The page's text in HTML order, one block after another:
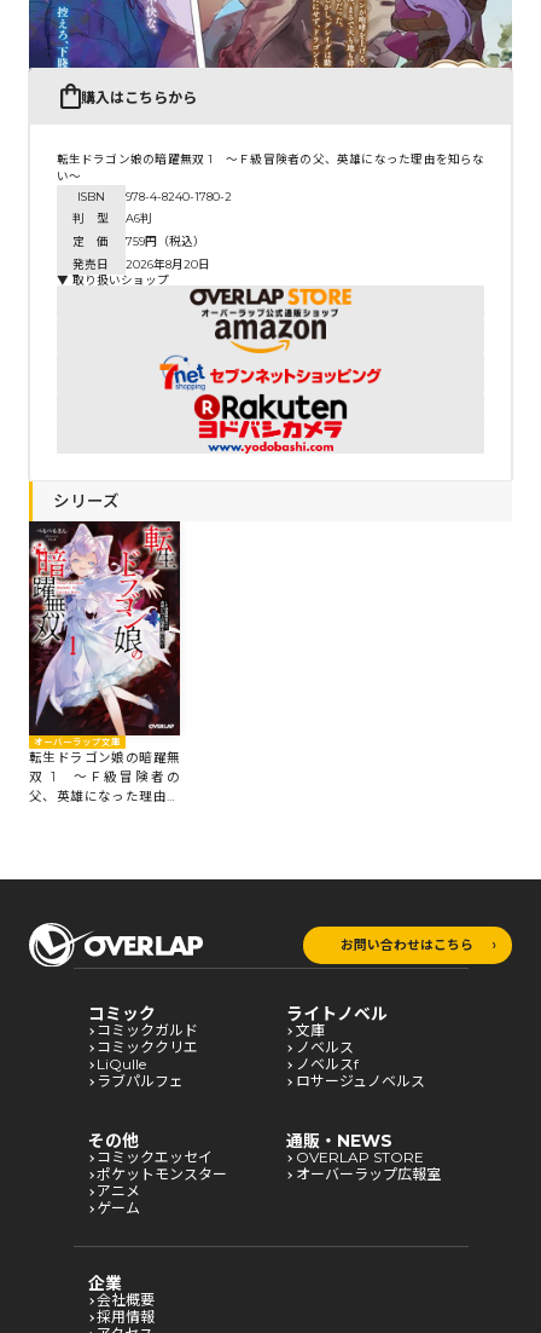
購入はこちらから
転生ドラゴン娘の暗躍無双 1 ～Ｆ級冒険者の父、英雄になった理由を知らな
い～
ISBN
978-4-8240-1780-2
判 型
A6判
定 価
759円（税込）
発売日
2026年8月20日
▼ 取り扱いショップ
シリーズ
オーバーラップ文庫
転生ドラゴン娘の暗躍無
双 1 ～Ｆ級冒険者の
父、英雄になった理由を
お問い合わせはこちら
コミック
コミックガルド
コミッククリエ
LiQulle
ラブパルフェ
ライトノベル
文庫
ノベルス
ノベルスf
ロサージュノベルス
その他
コミックエッセイ
ポケットモンスター
アニメ
ゲーム
通販・NEWS
OVERLAP STORE
オーバーラップ広報室
企業
会社概要
採用情報